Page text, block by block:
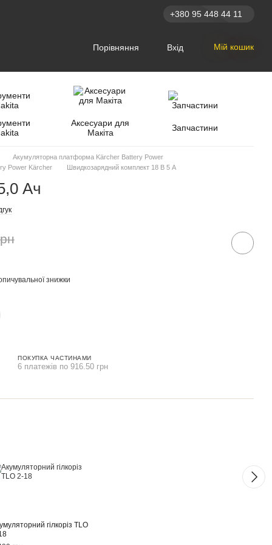
+380 95 448 44 11
Порівняння Вхід Мій кошик
Аксесуари для
Макіта
Запчастини
Акумуляторна платформа Kärcher Battery Power
Power Kärcher
Швидкозарядний комплект 18 В 5 А
Ач
знижки
ПОКУПКА ЧАСТИНАМИ
6 платежів по 916.50 грн
гілкоріз TLO